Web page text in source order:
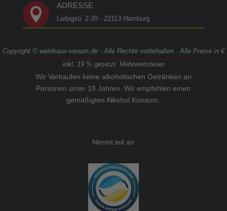

ADRESSE
Liebigstr. 2-20 - 22113 Hamburg
Copyright © weinhaus-venum.de - Alle Rechte vorbehalten. Alle Preise in €
inkl. 19 % gesetzl. Mehrwertsteuer
Wir Verkaufen keine alkoholischen Getränken an
Personen unter 18 Jahren. Wir empfehlen einen
gemäßigten Alkohol Konsum.
Nimmt teil an